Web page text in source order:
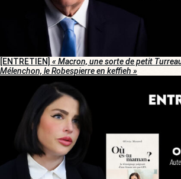
[ENTRETIEN] « Macron, une sorte de petit
Mélenchon, le Robespierre en keffieh »